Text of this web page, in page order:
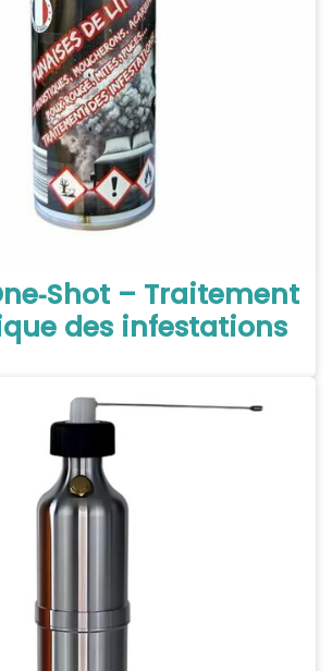
– Traitement
des infestations